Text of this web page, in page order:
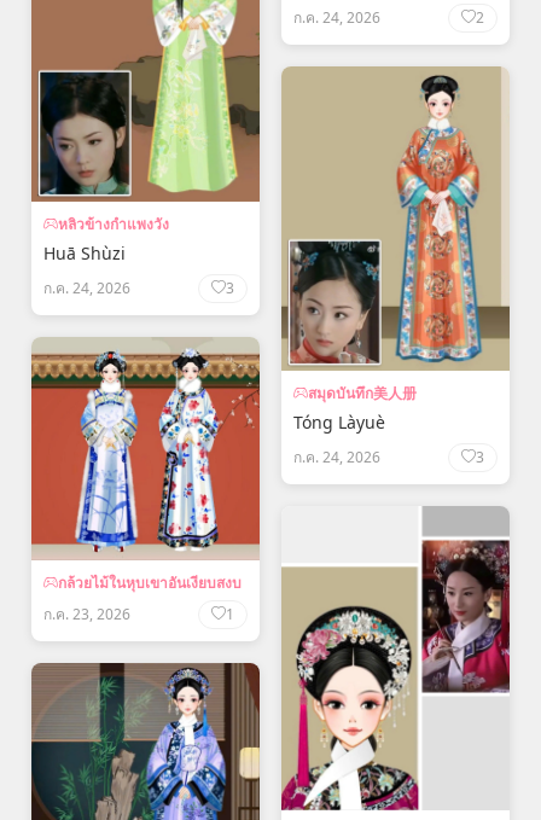
ก.ค. 24, 2026 2
หลิวข้างกำแพงวัง
Huā Shùzi
ก.ค. 24, 2026 3
สมุดบันทึก美人册
Tóng Làyuè
ก.ค. 24, 2026 3
กล้วยไม้ในหุบเขาอันเงียบสงบ
ก.ค. 23, 2026
1